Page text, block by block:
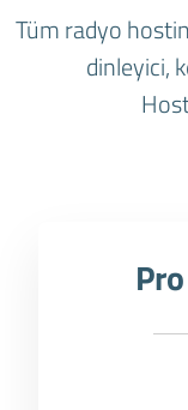
Tüm radyo
dinleyici,